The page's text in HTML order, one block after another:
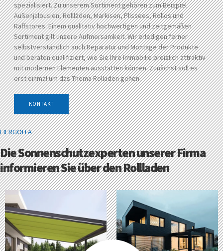
FIERGOLLA
Die Sonnenschutzexperten unserer Firma
informieren Sie über den Rollladen
spezialisiert. Zu unserem Sortiment gehören zum Beispiel
Außenjalousien, Rollläden, Markisen, Plissees, Rollos und
Raffstores. Einem qualitativ hochwertigen und zeitgemäßen
Sortiment gilt unsere Aufmersamkeit. Wir erledigen ferner
selbstverständlich auch Reparatur und Montage der Produkte
und beraten qualifiziert, wie Sie Ihre Immobilie preislich attraktiv
mit modernen Elementen ausstatten können. Zunächst soll es
erst einmal um das Thema Rolladen gehen.
KONTAKT